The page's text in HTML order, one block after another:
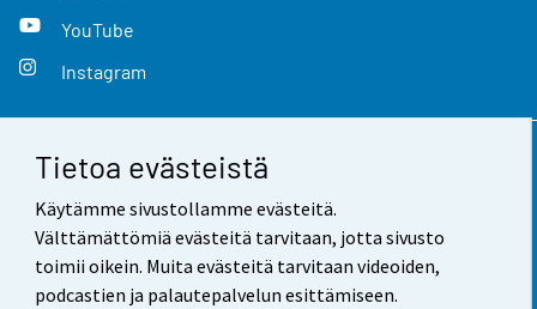
Tietoa evästeistä
Käytämme sivustollamme evästeitä.
Välttämättömiä evästeitä tarvitaan, jotta sivusto
toimii oikein. Muita evästeitä tarvitaan videoiden,
podcastien ja palautepalvelun esittämiseen.
YouTube
Instagram
Yhteystiedot
Palaute
Käyttöehdot